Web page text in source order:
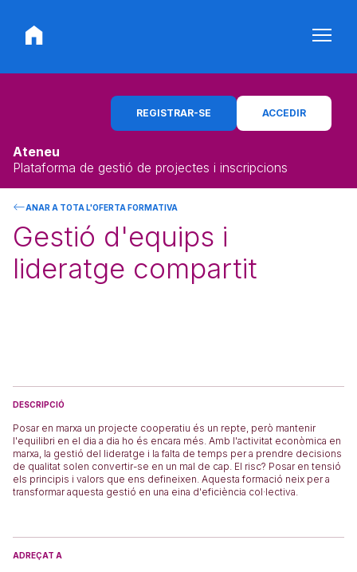
Ateneu
Plataforma de gestió de projectes i inscripcions
REGISTRAR-SE ACCEDIR
ANAR A TOTA L'OFERTA FORMATIVA
Gestió d'equips i
lideratge compartit
DESCRIPCIÓ
Posar en marxa un projecte cooperatiu és un repte, però mantenir
l'equilibri en el dia a dia ho és encara més. Amb l'activitat econòmica en
marxa, la gestió del lideratge i la falta de temps per a prendre decisions
de qualitat solen convertir-se en un mal de cap. El risc? Posar en tensió
els principis i valors que ens defineixen. Aquesta formació neix per a
transformar aquesta gestió en una eina d'eficiència col·lectiva.
ADREÇAT A